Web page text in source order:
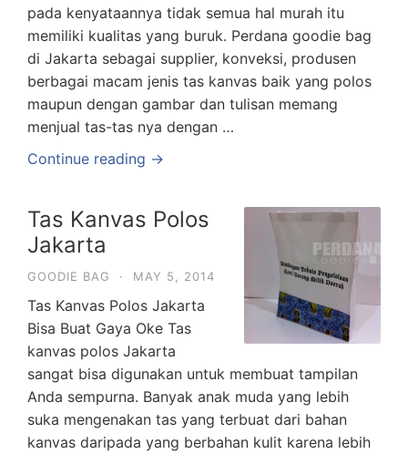
pada kenyataannya tidak semua hal murah itu
memiliki kualitas yang buruk. Perdana goodie bag
di Jakarta sebagai supplier, konveksi, produsen
berbagai macam jenis tas kanvas baik yang polos
maupun dengan gambar dan tulisan memang
menjual tas-tas nya dengan …
Continue reading →
Tas Kanvas Polos
Jakarta
GOODIE BAG · MAY 5, 2014
Tas Kanvas Polos Jakarta
Bisa Buat Gaya Oke Tas
kanvas polos Jakarta
sangat bisa digunakan untuk membuat tampilan
Anda sempurna. Banyak anak muda yang lebih
suka mengenakan tas yang terbuat dari bahan
kanvas daripada yang berbahan kulit karena lebih